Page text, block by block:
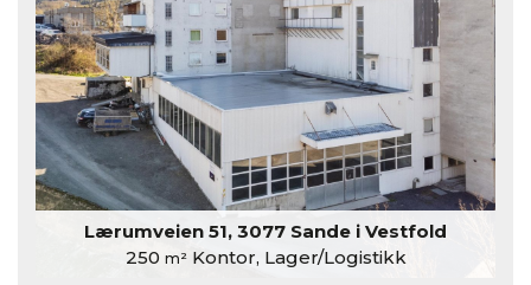
Lærumveien 51, 3077 Sande i Vestfold
250 m²Kontor, Lager/Logistikk